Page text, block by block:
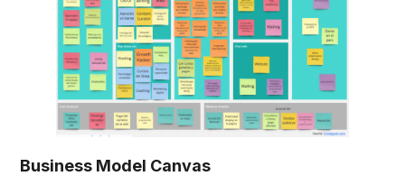
Business Model Canvas